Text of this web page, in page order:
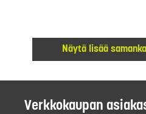
Näytä lisää
Verkkokaupan